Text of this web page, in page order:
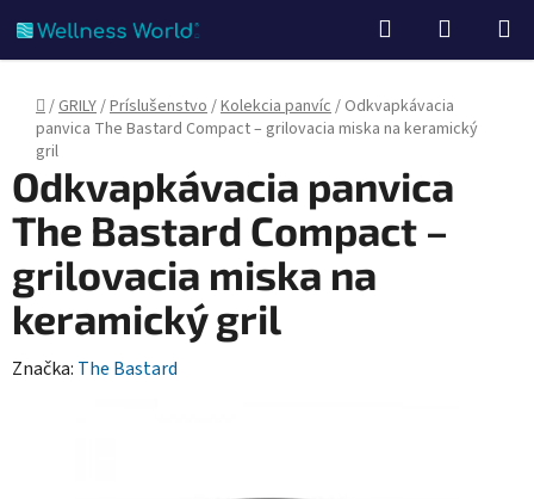
na
obsah
Hľadať
KOŠÍK
Domov
/GRILY/Príslušenstvo/Kolekcia panvíc/ Odkvapkávacia
panvica The Bastard Compact – grilovacia miska na keramický
gril
Odkvapkávacia panvica
The Bastard Compact –
grilovacia miska na
keramický gril
Značka: The Bastard